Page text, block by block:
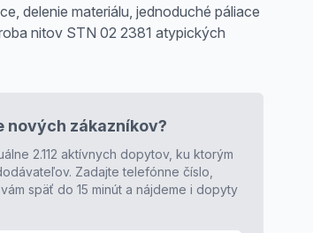
delenie materiálu, jednoduché páliace
nitov STN 02 2381 atypických
nových zákazníkov?
2.112 aktívnych dopytov, ku ktorým
Zadajte telefónne číslo,
späť do 15 minút a nájdeme i dopyty